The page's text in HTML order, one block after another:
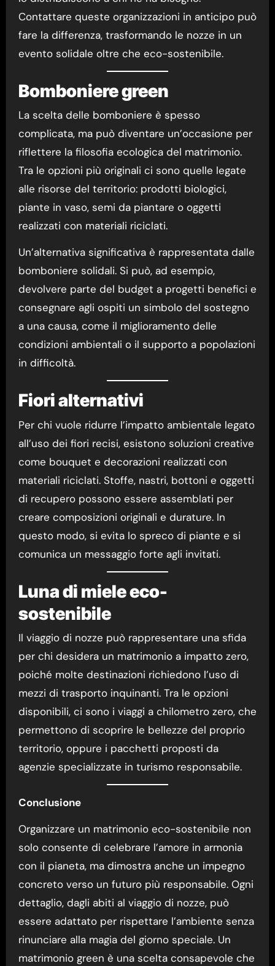
Contattare queste organizzazioni in anticipo può
fare la differenza, trasformando le nozze in un
evento solidale oltre che eco-sostenibile.
Bomboniere green
La scelta delle bomboniere è spesso
complicata, ma può diventare un’occasione per
riflettere la filosofia ecologica del matrimonio.
Tra le opzioni più originali ci sono quelle legate
alle risorse del territorio: prodotti biologici,
piante in vaso, semi da piantare o oggetti
realizzati con materiali riciclati.
Un’alternativa significativa è rappresentata dalle
bomboniere solidali. Si può, ad esempio,
devolvere parte del budget a progetti benefici e
consegnare agli ospiti un simbolo del sostegno
a una causa, come il miglioramento delle
condizioni ambientali o il supporto a popolazioni
in difficoltà.
Fiori alternativi
Per chi vuole ridurre l’impatto ambientale legato
all’uso dei fiori recisi, esistono soluzioni creative
come bouquet e decorazioni realizzati con
materiali riciclati. Stoffe, nastri, bottoni e oggetti
di recupero possono essere assemblati per
creare composizioni originali e durature. In
questo modo, si evita lo spreco di piante e si
comunica un messaggio forte agli invitati.
Luna di miele eco-
sostenibile
Il viaggio di nozze può rappresentare una sfida
per chi desidera un matrimonio a impatto zero,
poiché molte destinazioni richiedono l’uso di
mezzi di trasporto inquinanti. Tra le opzioni
disponibili, ci sono i viaggi a chilometro zero, che
permettono di scoprire le bellezze del proprio
territorio, oppure i pacchetti proposti da
agenzie specializzate in turismo responsabile.
Conclusione
Organizzare un matrimonio eco-sostenibile non
solo consente di celebrare l’amore in armonia
con il pianeta, ma dimostra anche un impegno
concreto verso un futuro più responsabile. Ogni
dettaglio, dagli abiti al viaggio di nozze, può
essere adattato per rispettare l’ambiente senza
rinunciare alla magia del giorno speciale. Un
matrimonio green è una scelta consapevole che